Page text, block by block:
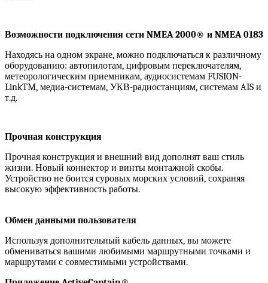
Возможности подключения сети NMEA 2000® и NMEA 0183
Находясь на одном экране, можно подключаться к различному
оборудованию: автопилотам, цифровым переключателям,
метеорологическим приемникам, аудиосистемам FUSION-
LinkTM, медиа-системам, УКВ-радиостанциям, системам AIS и
т.д.
Прочная конструкция
Прочная конструкция и внешний вид дополнят ваш стиль
жизни. Новый коннектор и винты монтажной скобы.
Устройство не боится суровых морских условий, сохраняя
высокую эффективность работы.
Обмен данными пользователя
Используя дополнительный кабель данных, вы можете
обмениваться вашими любимыми маршрутными точками и
маршрутами с совместимыми устройствами.